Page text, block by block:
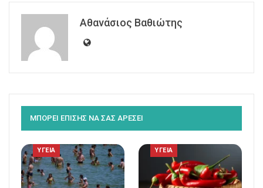
Αθανάσιος Βαθιώτης
ΜΠΟΡΕΙ ΕΠΙΣΗΣ ΝΑ ΣΑΣ ΑΡΕΣΕΙ
ΥΓΕΙΑ ΥΓΕΙΑ